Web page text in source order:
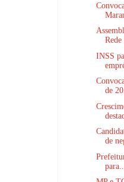
Rede
INSS
de
de
para...